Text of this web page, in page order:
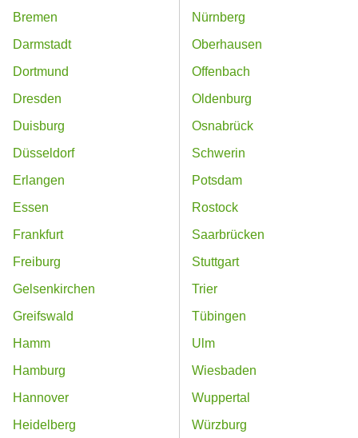
Bremen
Darmstadt
Dortmund
Dresden
Duisburg
Düsseldorf
Erlangen
Essen
Frankfurt
Freiburg
Gelsenkirchen
Greifswald
Hamm
Hamburg
Hannover
Heidelberg
Nürnberg
Oberhausen
Offenbach
Oldenburg
Osnabrück
Schwerin
Potsdam
Rostock
Saarbrücken
Stuttgart
Trier
Tübingen
Ulm
Wiesbaden
Wuppertal
Würzburg